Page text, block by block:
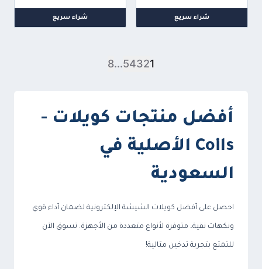
شراء سريع شراء سريع
1
2
3
4
5
...
8
أفضل منتجات كويلات -
Coils الأصلية في
السعودية
احصل على أفضل كويلات الشيشة الإلكترونية لضمان أداء قوي
ونكهات نقية، متوفرة لأنواع متعددة من الأجهزة. تسوق الآن
للتمتع بتجربة تدخين مثالية!